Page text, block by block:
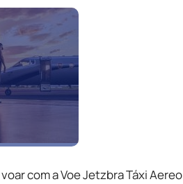
com a Voe Jetzbra Táxi Aereo